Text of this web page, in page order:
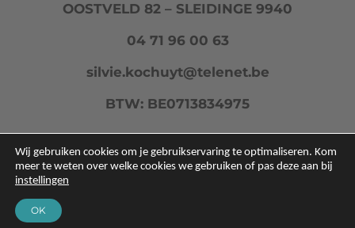
OOSTVELD 82 – SLEIDINGE 9940
04 71 96 00 63
silvie.kochuyt@telenet.be
BTW: BE0713834975
Wij gebruiken cookies om je gebruikservaring te optimaliseren. Kom
meer te weten over welke cookies we gebruiken of pas deze aan bij
instellingen
OK